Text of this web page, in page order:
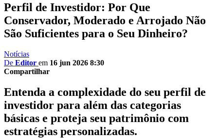
Perfil de Investidor: Por Que
Conservador, Moderado e Arrojado Não
São Suficientes para o Seu Dinheiro?
Notícias
De Editor em 16 jun 2026 8:30
Compartilhar
Entenda a complexidade do seu perfil de
investidor para além das categorias
básicas e proteja seu patrimônio com
estratégias personalizadas.